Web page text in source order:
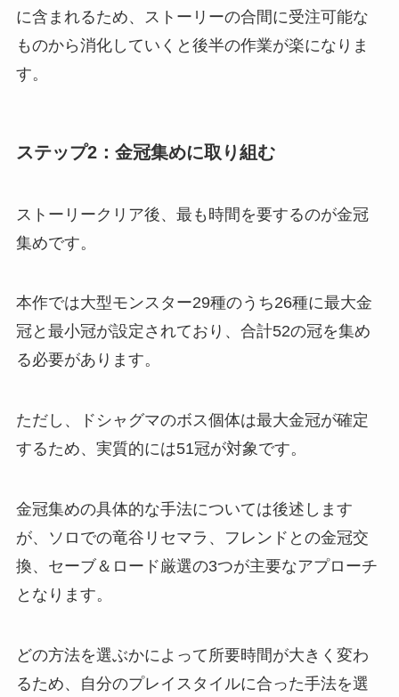
に含まれるため、ストーリーの合間に受注可能な
ものから消化していくと後半の作業が楽になりま
す。
ステップ2：金冠集めに取り組む
ストーリークリア後、最も時間を要するのが金冠
集めです。
本作では大型モンスター29種のうち26種に最大金
冠と最小冠が設定されており、合計52の冠を集め
る必要があります。
ただし、ドシャグマのボス個体は最大金冠が確定
するため、実質的には51冠が対象です。
金冠集めの具体的な手法については後述します
が、ソロでの竜谷リセマラ、フレンドとの金冠交
換、セーブ＆ロード厳選の3つが主要なアプローチ
となります。
どの方法を選ぶかによって所要時間が大きく変わ
るため、自分のプレイスタイルに合った手法を選